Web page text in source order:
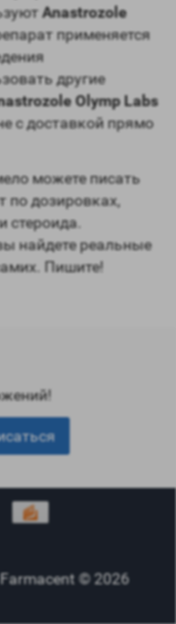
Anastrozole
применяется
другие
Olymp Labs
с доставкой прямо
можете писать
по дозировках,
стероида.
найдете реальные
Пишите!
© 2026